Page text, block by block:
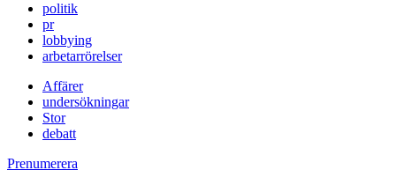
politik
pr
lobbying
arbetarrörelser
Affärer
undersökningar
Stor
debatt
Prenumerera